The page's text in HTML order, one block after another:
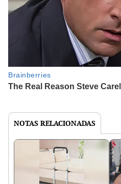
NOTAS RELACIONADAS